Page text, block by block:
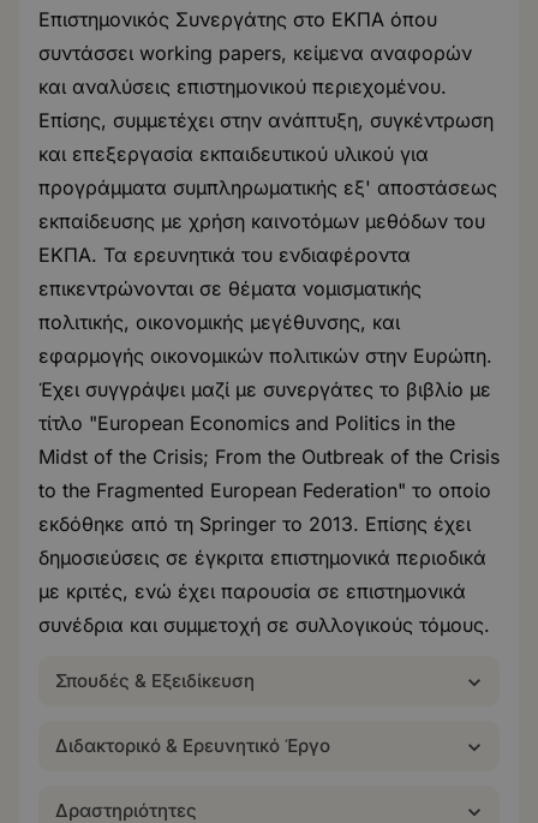
Επιστημονικός Συνεργάτης στο ΕΚΠΑ όπου
συντάσσει working papers, κείμενα αναφορών
και αναλύσεις επιστημονικού περιεχομένου.
Επίσης, συμμετέχει στην ανάπτυξη, συγκέντρωση
και επεξεργασία εκπαιδευτικού υλικού για
προγράμματα συμπληρωματικής εξ' αποστάσεως
εκπαίδευσης με χρήση καινοτόμων μεθόδων του
ΕΚΠΑ. Τα ερευνητικά του ενδιαφέροντα
επικεντρώνονται σε θέματα νομισματικής
πολιτικής, οικονομικής μεγέθυνσης, και
εφαρμογής οικονομικών πολιτικών στην Ευρώπη.
Έχει συγγράψει μαζί με συνεργάτες το βιβλίο με
τίτλο "European Economics and Politics in the
Midst of the Crisis; From the Outbreak of the Crisis
to the Fragmented European Federation" το οποίο
εκδόθηκε από τη Springer το 2013. Επίσης έχει
δημοσιεύσεις σε έγκριτα επιστημονικά περιοδικά
με κριτές, ενώ έχει παρουσία σε επιστημονικά
συνέδρια και συμμετοχή σε συλλογικούς τόμους.
Σπουδές & Εξειδίκευση
Διδακτορικό & Ερευνητικό Έργο
Δραστηριότητες